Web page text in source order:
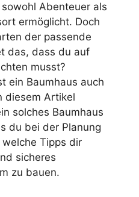
Abenteuer als
ermöglicht. Doch
der passende
das, dass du auf
musst?
ein Baumhaus auch
diesem Artikel
solches Baumhaus
du bei der Planung
Tipps dir
sicheres
zu bauen.